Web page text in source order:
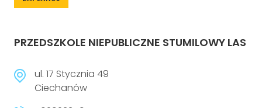
PRZEDSZKOLE NIEPUBLICZNE STUMILOWY LAS
ul. 17 Stycznia 49
Ciechanów